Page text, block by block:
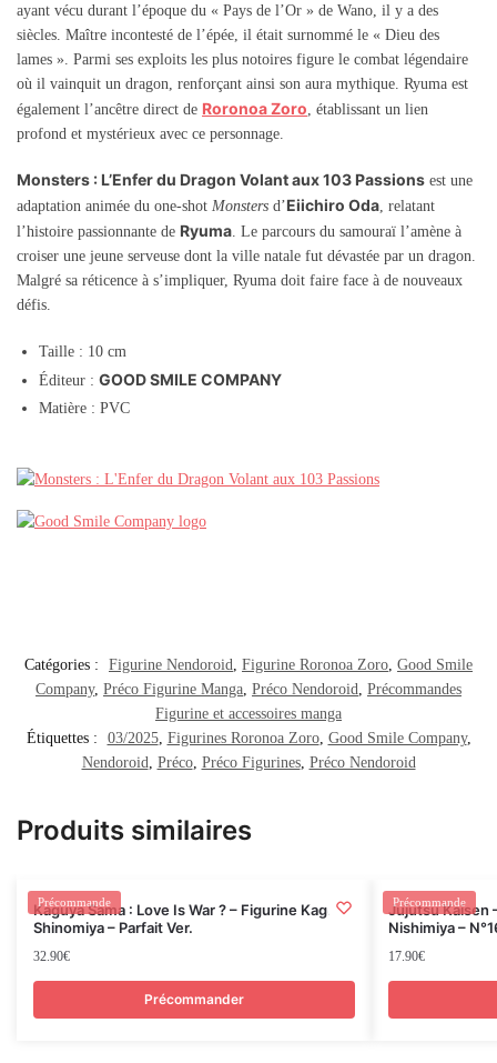
ayant vécu durant l’époque du « Pays de l’Or » de Wano, il y a des
siècles. Maître incontesté de l’épée, il était surnommé le « Dieu des
lames ». Parmi ses exploits les plus notoires figure le combat légendaire
où il vainquit un dragon, renforçant ainsi son aura mythique. Ryuma est
également l’ancêtre direct de Roronoa Zoro , établissant un lien
profond et mystérieux avec ce personnage.
Monsters : L’Enfer du Dragon Volant aux 103 Passions est une
adaptation animée du one-shot Monsters d’Eiichiro Oda, relatant
l’histoire passionnante de Ryuma. Le parcours du samouraï l’amène à
croiser une jeune serveuse dont la ville natale fut dévastée par un dragon.
Malgré sa réticence à s’impliquer, Ryuma doit faire face à de nouveaux
défis.
Taille : 10 cm
Éditeur : GOOD SMILE COMPANY
Matière : PVC
Catégories : Figurine Nendoroid, Figurine Roronoa Zoro, Good Smile
Company, Préco Figurine Manga, Préco Nendoroid, Précommandes
Figurine et accessoires manga
Étiquettes :
03/2025, Figurines Roronoa Zoro, Good Smile Company,
Nendoroid, Préco, Préco Figurines, Préco Nendoroid
Produits similaires
Précommande
Kaguya Sama : Love Is War ? – Figurine Kaguya
Shinomiya – Parfait Ver.
32.90€
Précommander
Précommande
Jujutsu Kaisen
Nishimiya –
17.90€